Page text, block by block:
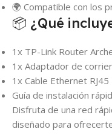
🌍 Compatible con los
📦 ¿Qué
1x TP-Link Router
1x Adaptador de
1x Cable Ethernet RJ45
Guía de instalación
Disfruta de una red
diseñado para